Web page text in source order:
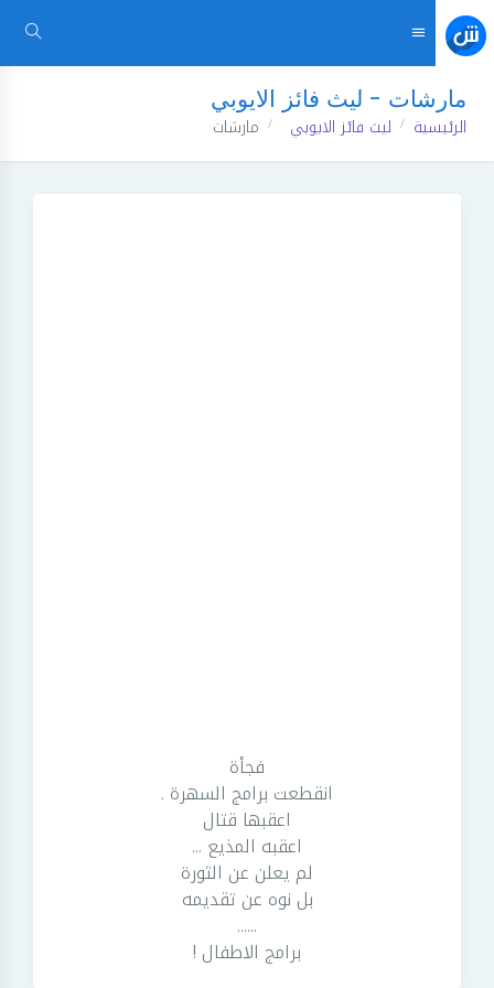
مارشات - ليث فائز الايوبي
الرئيسية ليث فائز الايوبي مارشات
فجأة
انقطعت برامج السهرة .
اعقبها قتال
اعقبه المذيع ...
لم يعلن عن الثورة
بل نوه عن تقديمه
......
برامج الاطفال !